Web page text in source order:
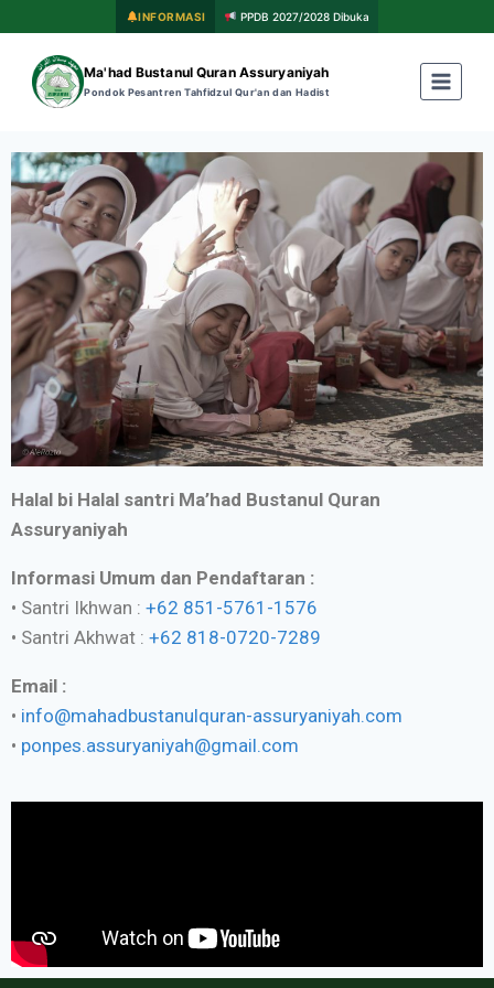
INFORMASI PPDB 2027/2028 Dibuka
Ma'had Bustanul Quran Assuryaniyah
Pondok Pesantren Tahfidzul Qur'an dan Hadist
Halal bi Halal santri Ma’had Bustanul Quran
Assuryaniyah
Informasi Umum dan Pendaftaran :
• Santri Ikhwan : +62 851-5761-1576
• Santri Akhwat : +62 818-0720-7289
Email :
• info@mahadbustanulquran-assuryaniyah.com
• ponpes.assuryaniyah@gmail.com